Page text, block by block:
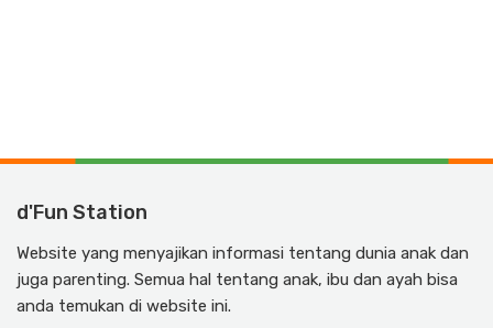
d'Fun Station
Website yang menyajikan informasi tentang dunia anak dan
juga parenting. Semua hal tentang anak, ibu dan ayah bisa
anda temukan di website ini.